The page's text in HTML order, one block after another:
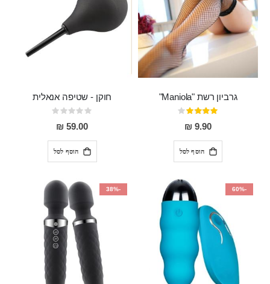
גרביון רשת "Maniola"
דירוג:
80%
9.90 ₪
הוסף לסל
חוקן - שטיפה אנאלית
Rating:
0%
59.00 ₪
הוסף לסל
-60%
-38%